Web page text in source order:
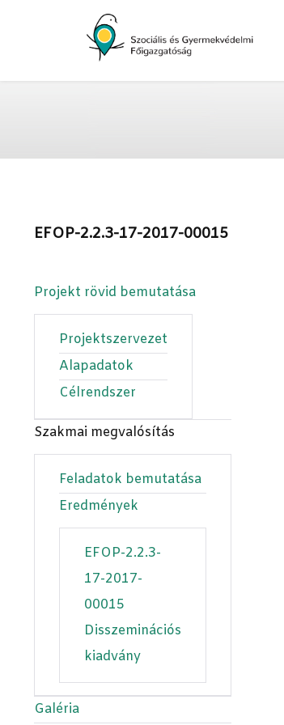
EFOP-2.2.3-17-2017-00015
Projekt rövid bemutatása
Projektszervezet
Alapadatok
Célrendszer
Szakmai megvalósítás
Feladatok bemutatása
Eredmények
EFOP-2.2.3-
17-2017-
00015
Disszeminációs
kiadvány
Galéria